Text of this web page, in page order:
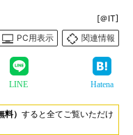
[＠IT]
PC用表示
関連情報
LINE Hatena
） すると全てご覧いただけ